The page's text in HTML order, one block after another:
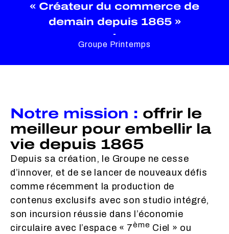
« Créateur du commerce de
demain depuis 1865 »
-
Groupe Printemps
Notre mission : offrir le
meilleur pour embellir la
vie depuis 1865
Depuis sa création, le Groupe ne cesse
d’innover, et de se lancer de nouveaux défis
comme récemment la production de
contenus exclusifs avec son studio intégré,
son incursion réussie dans l’économie
circulaire avec l’espace « 7ème Ciel » ou